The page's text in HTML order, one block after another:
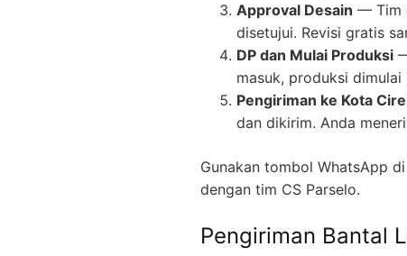
Approval Desain — Tim
disetujui. Revisi gratis
DP dan Mulai Produksi
masuk, produksi
Pengiriman ke Kota
dan dikirim. Anda
Gunakan tombol WhatsApp
dengan tim CS Parselo.
Pengiriman Bantal